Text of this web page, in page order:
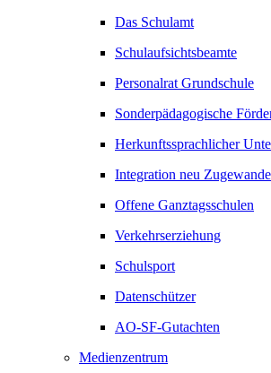
Das Schulamt
Schulaufsichtsbeamte
Personalrat Grundschule
Sonderpädagogische
Herkunftssprachlicher
Integration neu
Offene Ganztagsschulen
Verkehrserziehung
Schulsport
Datenschützer
AO-SF-Gutachten
Medienzentrum